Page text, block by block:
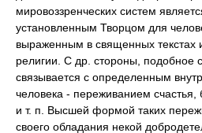
мировоззренческих систем
установленным Творцом для
выраженным в священных текстах
религии. С др. стороны, подобное
связывается с определенным
человека - переживанием счастья,
и т. п. Высшей формой таких
своего обладания некой